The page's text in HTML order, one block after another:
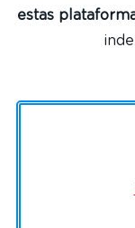
estas